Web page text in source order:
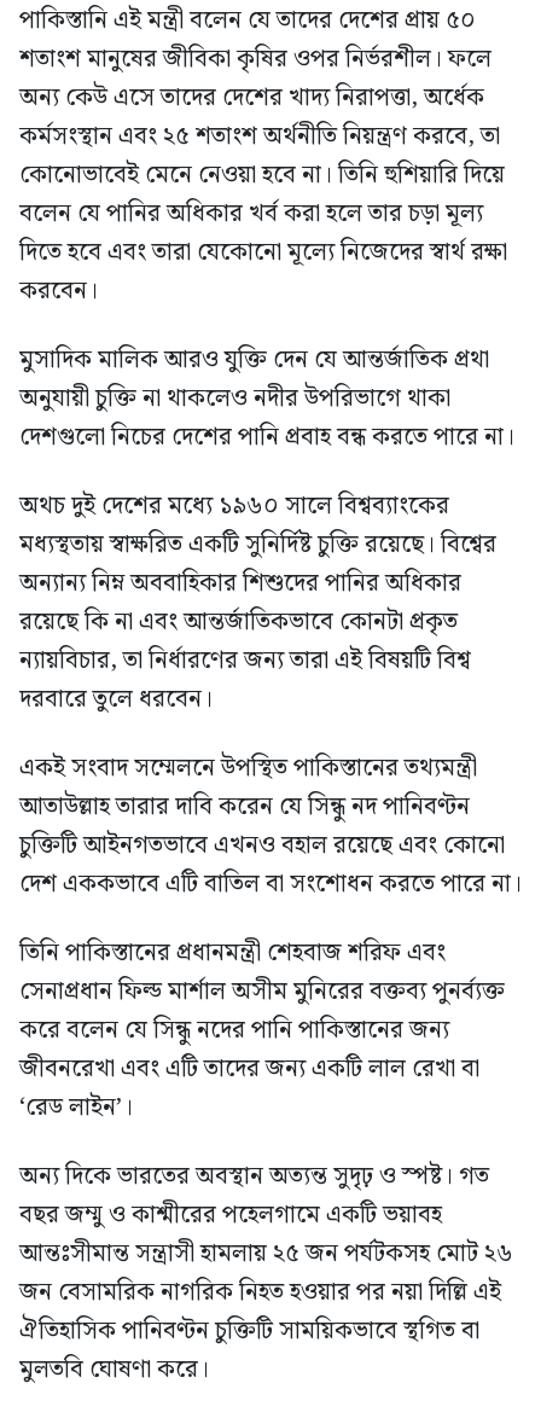
পাকিস্তানি এই মন্ত্রী বলেন যে তাদের দেশের প্রায় ৫০
শতাংশ মানুষের জীবিকা কৃষির ওপর নির্ভরশীল। ফলে
অন্য কেউ এসে তাদের দেশের খাদ্য নিরাপত্তা, অর্ধেক
কর্মসংস্থান এবং ২৫ শতাংশ অর্থনীতি নিয়ন্ত্রণ করবে, তা
কোনোভাবেই মেনে নেওয়া হবে না। তিনি হুশিয়ারি দিয়ে
বলেন যে পানির অধিকার খর্ব করা হলে তার চড়া মূল্য
দিতে হবে এবং তারা যেকোনো মূল্যে নিজেদের স্বার্থ রক্ষা
করবেন।
মুসাদিক মালিক আরও যুক্তি দেন যে আন্তর্জাতিক প্রথা
অনুযায়ী চুক্তি না থাকলেও নদীর উপরিভাগে থাকা
দেশগুলো নিচের দেশের পানি প্রবাহ বন্ধ করতে পারে না।
অথচ দুই দেশের মধ্যে ১৯৬০ সালে বিশ্বব্যাংকের
মধ্যস্থতায় স্বাক্ষরিত একটি সুনির্দিষ্ট চুক্তি রয়েছে। বিশ্বের
অন্যান্য নিম্ন অববাহিকার শিশুদের পানির অধিকার
রয়েছে কি না এবং আন্তর্জাতিকভাবে কোনটা প্রকৃত
ন্যায়বিচার, তা নির্ধারণের জন্য তারা এই বিষয়টি বিশ্ব
দরবারে তুলে ধরবেন।
একই সংবাদ সম্মেলনে উপস্থিত পাকিস্তানের তথ্যমন্ত্রী
আতাউল্লাহ তারার দাবি করেন যে সিন্ধু নদ পানিবণ্টন
চুক্তিটি আইনগতভাবে এখনও বহাল রয়েছে এবং কোনো
দেশ এককভাবে এটি বাতিল বা সংশোধন করতে পারে না।
তিনি পাকিস্তানের প্রধানমন্ত্রী শেহবাজ শরিফ এবং
সেনাপ্রধান ফিল্ড মার্শাল অসীম মুনিরের বক্তব্য পুনর্ব্যক্ত
করে বলেন যে সিন্ধু নদের পানি পাকিস্তানের জন্য
জীবনরেখা এবং এটি তাদের জন্য একটি লাল রেখা বা
‘রেড লাইন’।
অন্য দিকে ভারতের অবস্থান অত্যন্ত সুদৃঢ় ও স্পষ্ট। গত
বছর জম্মু ও কাশ্মীরের পহেলগামে একটি ভয়াবহ
আন্তঃসীমান্ত সন্ত্রাসী হামলায় ২৫ জন পর্যটকসহ মোট ২৬
জন বেসামরিক নাগরিক নিহত হওয়ার পর নয়া দিল্লি এই
ঐতিহাসিক পানিবণ্টন চুক্তিটি সাময়িকভাবে স্থগিত বা
মুলতবি ঘোষণা করে।